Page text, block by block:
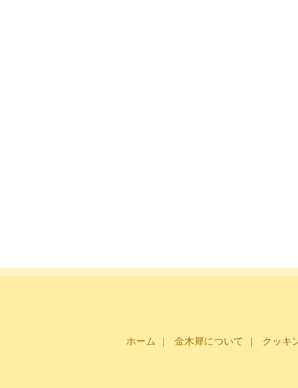
ホーム 金木犀について クッキ